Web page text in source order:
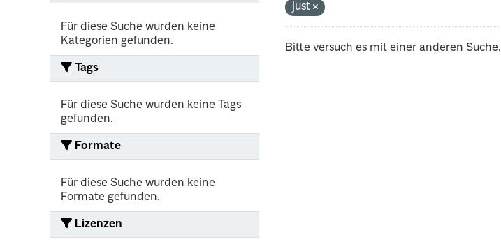
Für diese Suche wurden keine
Kategorien gefunden.
Tags
Für diese Suche wurden keine Tags
gefunden.
Formate
Für diese Suche wurden keine
Formate gefunden.
Lizenzen
just
Bitte versuch es mit einer anderen Suche.